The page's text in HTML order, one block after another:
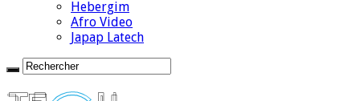
Hebergim
Afro Video
Japap Latech